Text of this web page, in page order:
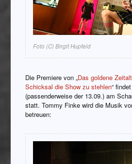
Foto (C) Birgit Hupfeld
Die Premiere von „Das goldene
Schicksal die Show zu stehlen“
(passenderweise der 13.09.) am
statt. Tommy Finke wird die Musik
betreuen: